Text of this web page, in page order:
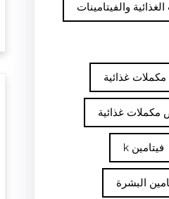
والفيتامينات
غذائية
غذائية
فيتامين k
البشرة